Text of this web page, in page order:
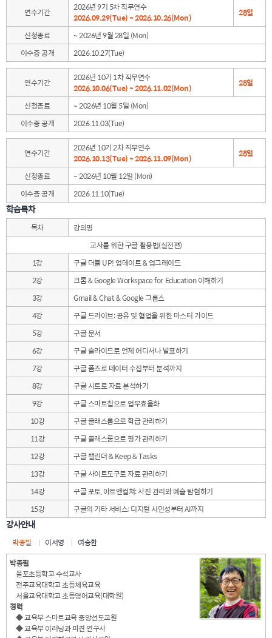
연수기간
2026년 9기 5차 직무연수
2026.09.29(Tue) ~ 2026.10.26(Mon)
28일
신청종료
~ 2026년 9월 28일 (Mon)
이수증 공개
2026.10.27(Tue)
연수기간
2026년 10기 1차 직무연수
2026.10.06(Tue) ~ 2026.11.02(Mon)
28일
신청종료
~ 2026년 10월 5일 (Mon)
이수증 공개
2026.11.03(Tue)
연수기간
2026년 10기 2차 직무연수
2026.10.13(Tue) ~ 2026.11.09(Mon)
28일
신청종료
~ 2026년 10월 12일 (Mon)
이수증 공개
2026.11.10(Tue)
학습목차
목차
강의명
교사를 위한 구글 활용법(실전편)
1강
구글 더블 UP! 업데이트 & 업그레이드
2강
크롬 & Google Workspace for Education 이해하기
3강
Gmail & Chat & Google 그룹스
4강
구글 드라이브: 공유 및 협업을 위한 마스터 가이드
5강
구글 문서
6강
구글 슬라이드로 언제 어디서나 발표하기
7강
구글 폼즈로 데이터 수집부터 분석까지
8강
구글 시트로 자료 분석하기
9강
구글 스마트칩으로 업무효율화
10강
구글 클래스룸으로 학급 관리하기
11강
구글 클래스룸으로 평가 관리하기
12강
구글 캘린더 & Keep & Tasks
13강
구글 사이트도구로 자료 관리하기
14강
구글 포토, 아트앤컬쳐: 사진 관리와 예술 탐험하기
15강
구글의 기타 서비스: 디지털 시민성부터 AI까지
강사안내
박종필 이서영
여승환
박종필
율포초등학교 수석교사
전주교육대학교 초등체육교육
서울교육대학교 초등영어교육(대학원)
경력
◆ 교육부 스마트교육 중앙선도교원
◆ 교육부 이러닝과 파견 연구사